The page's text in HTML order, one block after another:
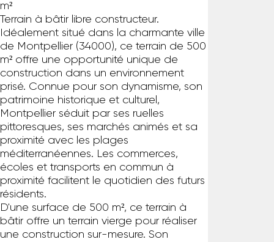
m²
Terrain à bâtir libre constructeur.
Idéalement situé dans la charmante ville
de Montpellier (34000), ce terrain de 500
m² offre une opportunité unique de
construction dans un environnement
prisé. Connue pour son dynamisme, son
patrimoine historique et culturel,
Montpellier séduit par ses ruelles
pittoresques, ses marchés animés et sa
proximité avec les plages
méditerranéennes. Les commerces,
écoles et transports en commun à
proximité facilitent le quotidien des futurs
résidents.
D'une surface de 500 m², ce terrain à
bâtir offre un terrain vierge pour réaliser
une construction sur-mesure. Son